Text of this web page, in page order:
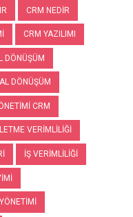
CRM NEDIR
CRM YAZILIMI
DÖNÜŞÜM
DÖNÜŞÜM
CRM
VERIMLILIĞI
IŞ VERIMLILIĞI